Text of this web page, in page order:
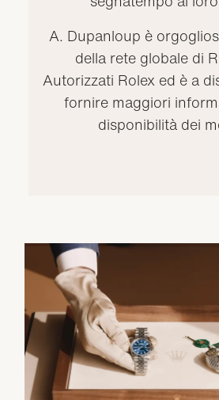
A. Dupanloup è
della rete globale di
Autorizzati Rolex ed è a
fornire maggiori
disponibilità dei